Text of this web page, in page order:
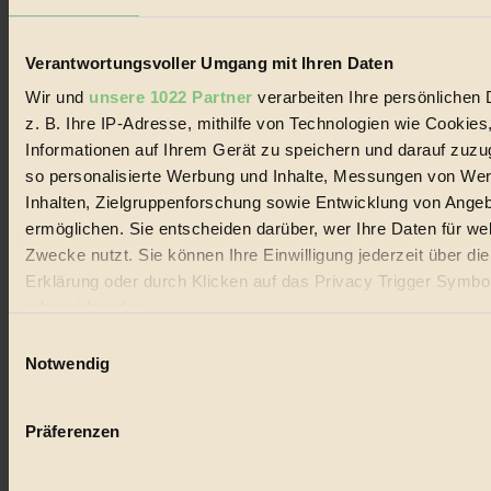
Verantwortungsvoller Umgang mit Ihren Daten
Wir und unsere 1022 Partner verarbeiten Ihre persönlichen
z. B. Ihre IP-Adresse, mithilfe von Technologien wie
Informationen auf Ihrem Gerät zu speichern und darauf
so personalisierte Werbung und Inhalte, Messungen von
Inhalten, Zielgruppenforschung sowie Entwicklung von
ermöglichen. Sie entscheiden darüber, wer Ihre Daten für
Zwecke nutzt. Sie können Ihre Einwilligung jederzeit über
Erklärung oder durch Klicken auf das Privacy Trigger
Wenn Sie es erlauben, würden wir auch gerne:
Ihr Gerät durch aktives Scannen nach bestimmten
Notwendig
Präferenzen
alternativer Energien.
Social Media
22.601 Fans auf Facebook
3.415 Follower auf Twitter
Themen
Bio